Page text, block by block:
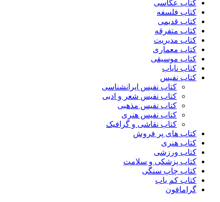
کتاب عکاسی
کتاب فلسفه
کتاب قدیمی
کتاب متفرقه
کتاب مدیریت
کتاب معماری
کتاب موسیقی
کتاب نایاب
کتاب نفیس
کتاب نفیس ایرانشناسی
کتاب نفیس شعر و ادبی
کتاب نفیس مذهبی
کتاب نفیس هنری
کتاب نقاشی و گرافیک
کتاب های پر فروش
کتاب هنری
کتاب ورزشی
کتاب پزشکی و سلامت
کتاب چاپ سنگی
کتاب کم یاب
گرامافون